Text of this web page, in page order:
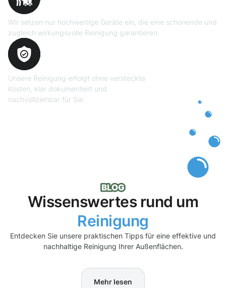
Wir setzen nur hochwertige Geräte ein, die eine schonende und
zugleich wirkungsvolle Reinigung garantieren.
Unsere Reinigung erfolgt ohne versteckte
Kosten, klar dokumentiert und
nachvollziehbar für Sie.
Wissenswertes rund um
Reinigung
Entdecken Sie unsere praktischen Tipps für eine effektive und
nachhaltige Reinigung Ihrer Außenflächen.
Mehr lesen